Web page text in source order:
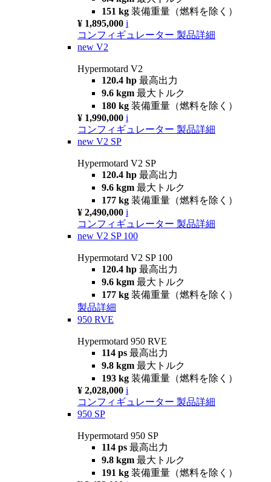
151 kg 装備重量（燃料を除く）
¥ 1,895,000 i
コンフィギュレーター 製品詳細
new V2
Hypermotard V2
120.4 hp 最高出力
9.6 kgm 最大トルク
180 kg 装備重量（燃料を除く）
¥ 1,990,000 i
コンフィギュレーター 製品詳細
new V2 SP
Hypermotard V2 SP
120.4 hp 最高出力
9.6 kgm 最大トルク
177 kg 装備重量（燃料を除く）
¥ 2,490,000 i
コンフィギュレーター 製品詳細
new V2 SP 100
Hypermotard V2 SP 100
120.4 hp 最高出力
9.6 kgm 最大トルク
177 kg 装備重量（燃料を除く）
製品詳細
950 RVE
Hypermotard 950 RVE
114 ps 最高出力
9.8 kgm 最大トルク
193 kg 装備重量（燃料を除く）
¥ 2,028,000 i
コンフィギュレーター 製品詳細
950 SP
Hypermotard 950 SP
114 ps 最高出力
9.8 kgm 最大トルク
191 kg 装備重量（燃料を除く）